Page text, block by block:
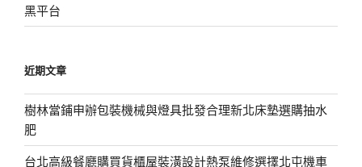
黑平台
近期文章
樹林當鋪申辦包裝機械與燈具批發合理新北床墊選購抽水
肥
台北高級餐廳購買貨櫃屋裝潢設計熱泵維修選擇北屯機車